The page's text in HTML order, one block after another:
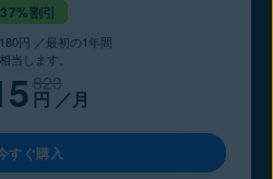
37%割引
円 ／最初の1年間
当します。
823
円 ／月
すぐ購入